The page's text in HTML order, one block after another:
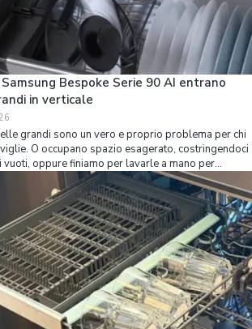
Bespoke Serie 90 AI entrano
in verticale
grandi sono un vero e proprio problema per chi
O occupano spazio esagerato, costringendoci
vuoti, oppure finiamo per lavarle a mano per
in lavastoviglie. Se non volete avere più